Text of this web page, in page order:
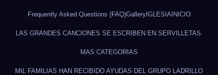
Frequently Asked Questions (FAQ)GalleryIGLESIAINICIO
LAS GRANDES CANCIONES SE ESCRIBEN EN SERVILLETAS.
MAS CATEGORIAS
MIL FAMILIAS HAN RECIBIDO AYUDAS DEL GRUPO LADRILLO